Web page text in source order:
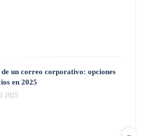
de un correo corporativo: opciones
en 2025
2025